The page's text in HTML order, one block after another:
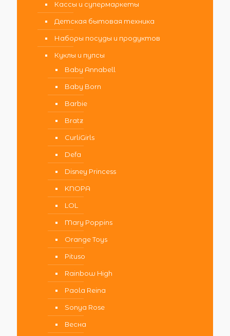
Кассы и супермаркеты
Детская бытовая техника
Наборы посуды и продуктов
Куклы и пупсы
Baby Annabell
Baby Born
Barbie
Bratz
CurliGirls
Defa
Disney Princess
KNOPA
LOL
Mary Poppins
Orange Toys
Pituso
Rainbow High
Paola Reina
Sonya Rose
Весна